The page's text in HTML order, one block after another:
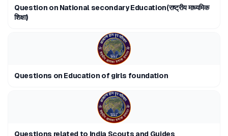
Question on National secondary Education(राष्ट्रीय माध्यमिक
शिक्षा)
Questions on Education of girls foundation
Questions related to India Scouts and Guides